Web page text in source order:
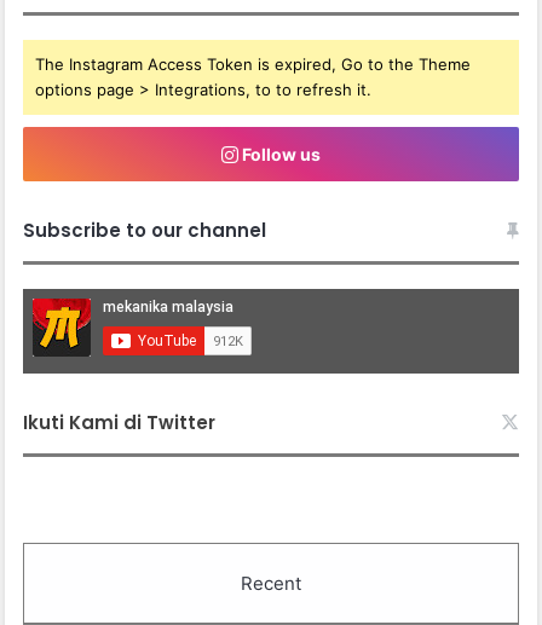
The Instagram Access Token is expired, Go to the Theme
options page > Integrations, to to refresh it.
Follow us
Subscribe to our channel
Ikuti Kami di Twitter
Recent